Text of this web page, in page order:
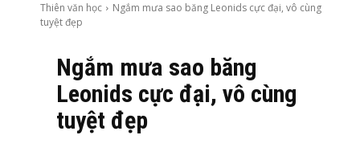
Thiên văn học
Ngắm mưa sao băng Leonids cực đại, vô cùng
tuyệt đẹp
Ngắm mưa sao băng
Leonids cực đại, vô cùng
tuyệt đẹp